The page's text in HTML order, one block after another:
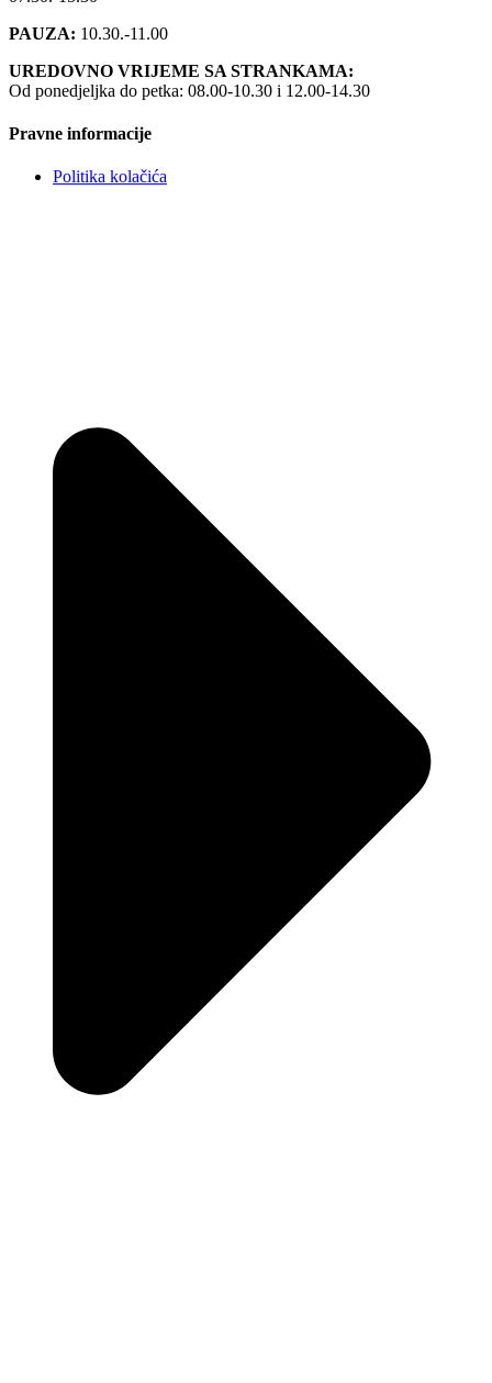
PAUZA: 10.30.-11.00
UREDOVNO VRIJEME SA STRANKAMA:
Od ponedjeljka do petka: 08.00-10.30 i 12.00-14.30
Pravne informacije
Politika kolačića